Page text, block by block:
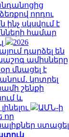
որդու
ինչ սկսվում է
համար
2026
դարձել են
ամիսները
մնացել է
կոտրել
շենքի
և
ԱՄՆ-ի
որ
ստացել